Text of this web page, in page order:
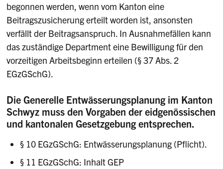
begonnen werden, wenn vom Kanton eine
Beitragszusicherung erteilt worden ist, ansonsten
verfällt der Beitragsanspruch. In Ausnahmefällen kann
das zuständige Department eine Bewilligung für den
vorzeitigen Arbeitsbeginn erteilen (§ 37 Abs. 2
EGzGSchG).
Die Generelle Entwässerungsplanung im Kanton
Schwyz muss den Vorgaben der eidgenössischen
und kantonalen Gesetzgebung entsprechen.
§ 10 EGzGSchG: Entwässerungsplanung (Pflicht).
§ 11 EGzGSchG: Inhalt GEP